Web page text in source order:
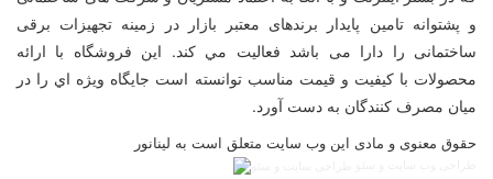
و پشتوانه تامین پایدار برندهای معتبر بازار در زمینه تجهیزات برقی
ساختمانی را دارا می باشد فعالیت مي کند. اين فروشگاه با ارائه
محصولات با کيفيت و قيمت مناسب توانسته است جايگاه ويژه اي را در
ميان مصرف کنندگان به دست آورد.
حقوق معنوی و مادی این وب سایت متعلق است به لینانور